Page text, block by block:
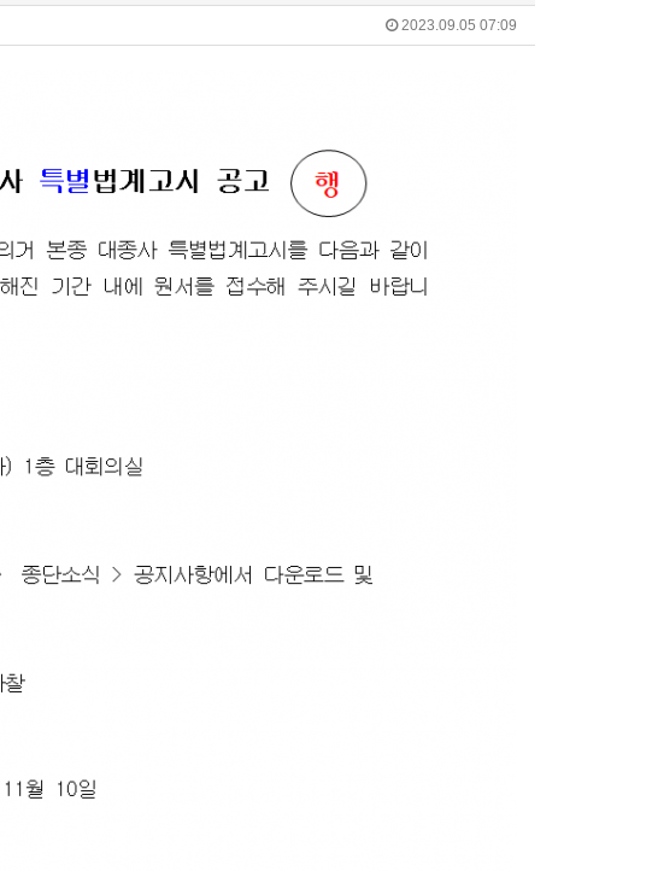
2023.09.05 07:09